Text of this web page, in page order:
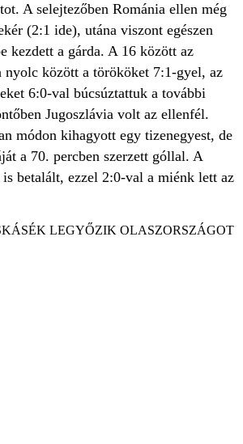
A selejtezőben Románia ellen még
(2:1 ide), utána viszont egészen
kezdett a gárda. A 16 között az
nyolc között a törököket 7:1-gyel, az
6:0-val búcsúztattuk a további
Jugoszlávia volt az ellenfél.
módon kihagyott egy tizenegyest, de
a 70. percben szerzett góllal. A
betalált, ezzel 2:0-val a miénk lett az
LEGYŐZIK OLASZORSZÁGOT